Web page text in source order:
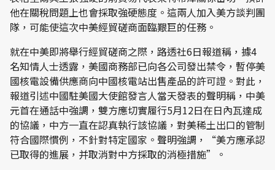
他在關稅問題上也會採取強硬態度。這兩人加入美方談判團
隊，可能使這次中美經貿磋商面臨艱巨的任務。
就在中美即將舉行經貿磋商之際，路透社6日報道稱，據4
名知情人士透露，美國商務部已向各公司發出禁令，暫停美
國核電設備供應商向中國核電站出售產品的許可證。對此，
報道引述中國駐美國大使館發言人當天發表的聲明稱，中美
元首在通話中強調，雙方應切實履行5月12日在日內瓦達成
的協議，中方一直在認真執行該協議，對美稀土出口的管制
符合國際慣例，不針對特定國家。聲明強調，“美方應承認
已取得的進展，并取消對中方採取的消極措施”。